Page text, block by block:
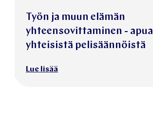
Työn ja muun elämän
yhteensovittaminen - apua
yhteisistä pelisäännöistä
Lue lisää